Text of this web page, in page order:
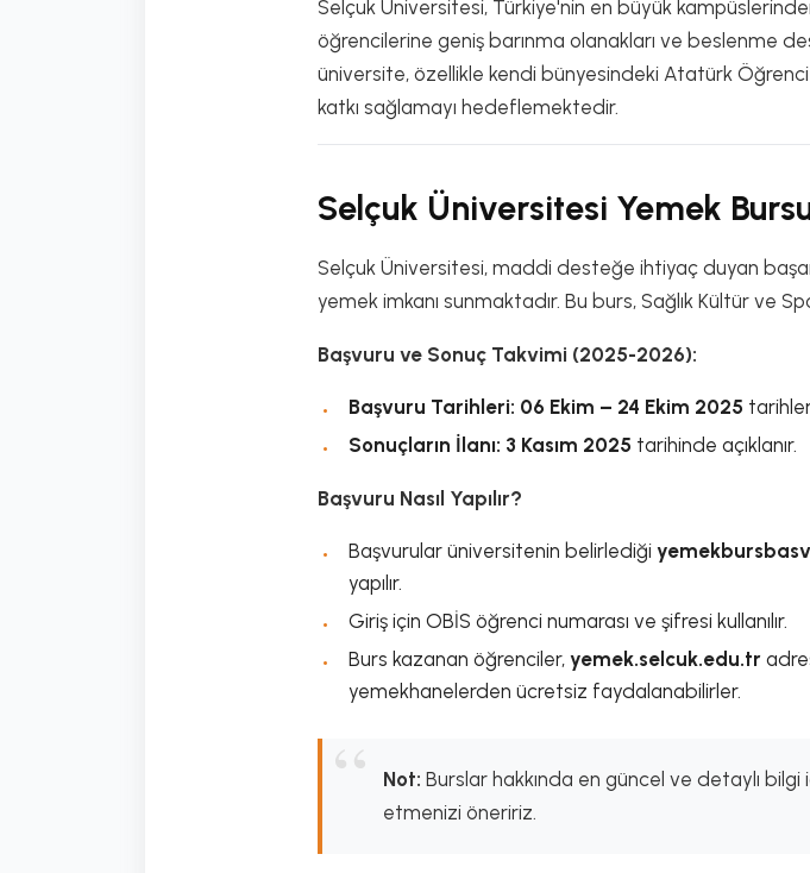
Selçuk Üniversitesi, Türkiye'nin en büyük
öğrencilerine geniş barınma olanakları ve beslenme
üniversite, özellikle kendi bünyesindeki Atatürk
katkı sağlamayı hedeflemektedir.
Selçuk Üniversitesi Yemek
Selçuk Üniversitesi, maddi desteğe ihtiyaç duyan
yemek imkanı sunmaktadır. Bu burs, Sağlık Kültür ve
Başvuru ve Sonuç Takvimi (2025-2026):
Başvuru Tarihleri: 06 Ekim – 24 Ekim 2025
Sonuçların İlanı: 3 Kasım 2025 tarihinde açıklanır.
Başvuru Nasıl Yapılır?
Başvurular üniversitenin belirlediği
yapılır.
Giriş için OBİS öğrenci numarası ve şifresi kullanılır.
Burs kazanan öğrenciler, yemek.selcuk.edu.tr
yemekhanelerden ücretsiz faydalanabilirler.
Not: Burslar hakkında en güncel ve detaylı bilgi
etmenizi öneririz.